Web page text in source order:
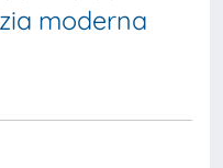
moderna